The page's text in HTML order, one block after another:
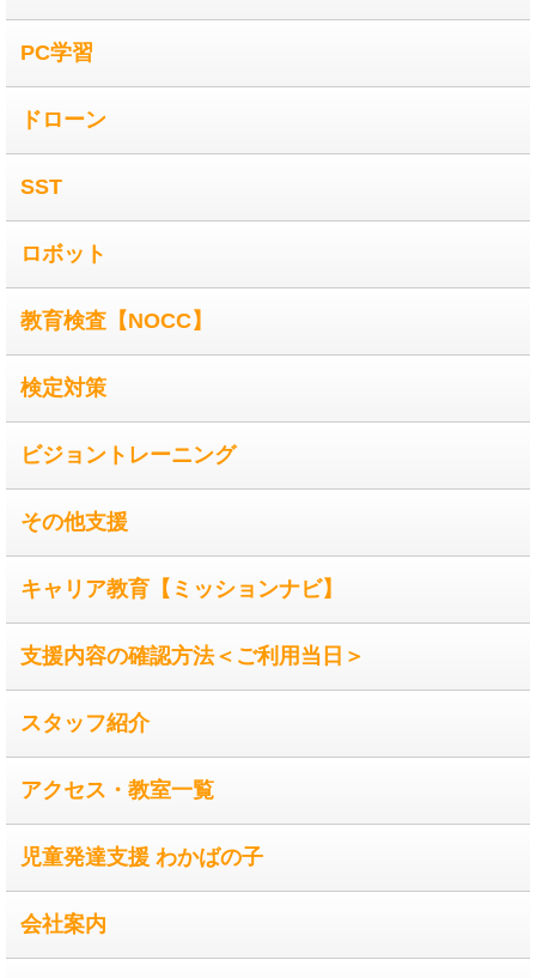
PC学習
ドローン
SST
ロボット
教育検査【NOCC】
検定対策
ビジョントレーニング
その他支援
キャリア教育【ミッションナビ】
支援内容の確認方法＜ご利用当日＞
スタッフ紹介
アクセス・教室一覧
児童発達支援 わかばの子
会社案内